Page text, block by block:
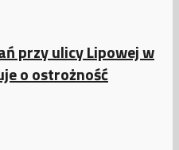
przy ulicy Lipowej w
o ostrożność